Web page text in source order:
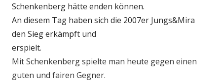
Schenkenberg hätte enden können.
An diesem Tag haben sich die 2007er Jungs&Mira
den Sieg erkämpft und
erspielt.
Mit Schenkenberg spielte man heute gegen einen
guten und fairen Gegner.